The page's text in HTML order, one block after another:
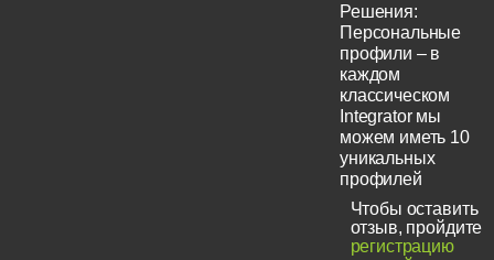
Решения:
Персональные
профили – в
каждом
классическом
Integrator мы
можем иметь 10
уникальных
профилей
Чтобы оставить
отзыв, пройдите
регистрацию